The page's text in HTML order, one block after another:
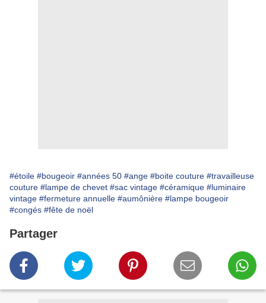
#étoile #bougeoir #années 50 #ange #boite couture #travailleuse
couture #lampe de chevet #sac vintage #céramique #luminaire
vintage #fermeture annuelle #aumônière #lampe bougeoir
#congés #fête de noël
Partager